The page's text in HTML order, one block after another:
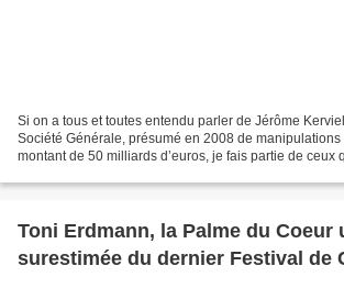
Si on a tous et toutes entendu parler de Jérôme
Société Générale, présumé en 2008 de manipulations
montant de 50 milliards d’euros, je fais partie de ceux
Toni Erdmann, la Palme du Coeur
surestimée du dernier Festival de